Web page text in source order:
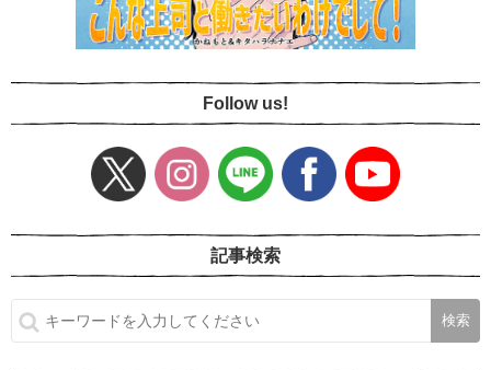
Follow us!
記事検索